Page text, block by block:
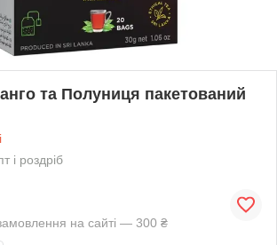
та Полуниця пакетований
і роздріб
на сайті — 300 ₴